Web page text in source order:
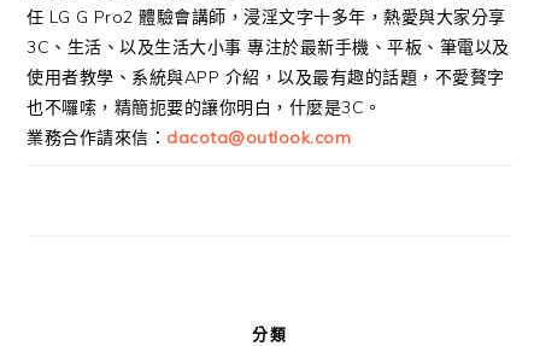
任 LG G Pro2 體驗會講師，浸淫文字十多年，熱愛與大家分享
3C、生活、以及生活大小事 專注於最新手機、平板、筆電以及
使用者教學、系統與APP 介紹，以及最有趣的話題，不愛贅字
也不囉嗦，精簡扼要的讓你明白，什麼是3C。
業務合作請來信： dacota@outlook.com
分類